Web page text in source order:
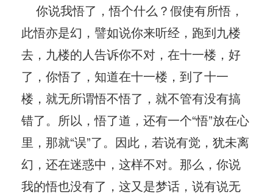
你说我悟了，悟个什么？假使有所悟，
此悟亦是幻，譬如说你来听经，跑到九楼
去，九楼的人告诉你不对，在十一楼，好
了，你悟了，知道在十一楼，到了十一
楼，就无所谓悟不悟了，就不管有没有搞
错了。所以，悟了道，还有一个“悟”放在心
里，那就“误”了。因此，若说有觉，犹未离
幻，还在迷惑中，这样不对。那么，你说
我的悟也没有了，这又是梦话，说有说无